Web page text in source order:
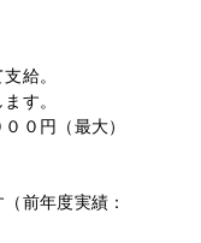
給。
す。
０円（最大）
前年度実績：